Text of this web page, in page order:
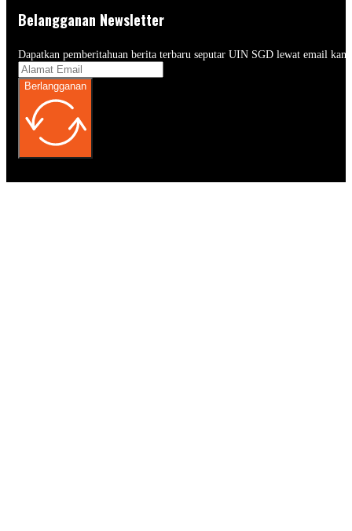
Belangganan Newsletter
Dapatkan pemberitahuan berita terbaru seputar UIN SGD lewat email
Berlangganan